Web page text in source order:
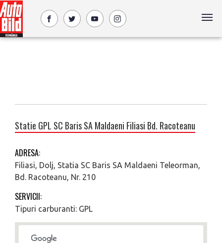
Statie GPL SC Baris SA Maldaeni Filiasi Bd. Racoteanu
ADRESA:
Filiasi, Dolj, Statia SC Baris SA Maldaeni Teleorman,
Bd. Racoteanu, Nr. 210
SERVICII:
Tipuri carburanti: GPL